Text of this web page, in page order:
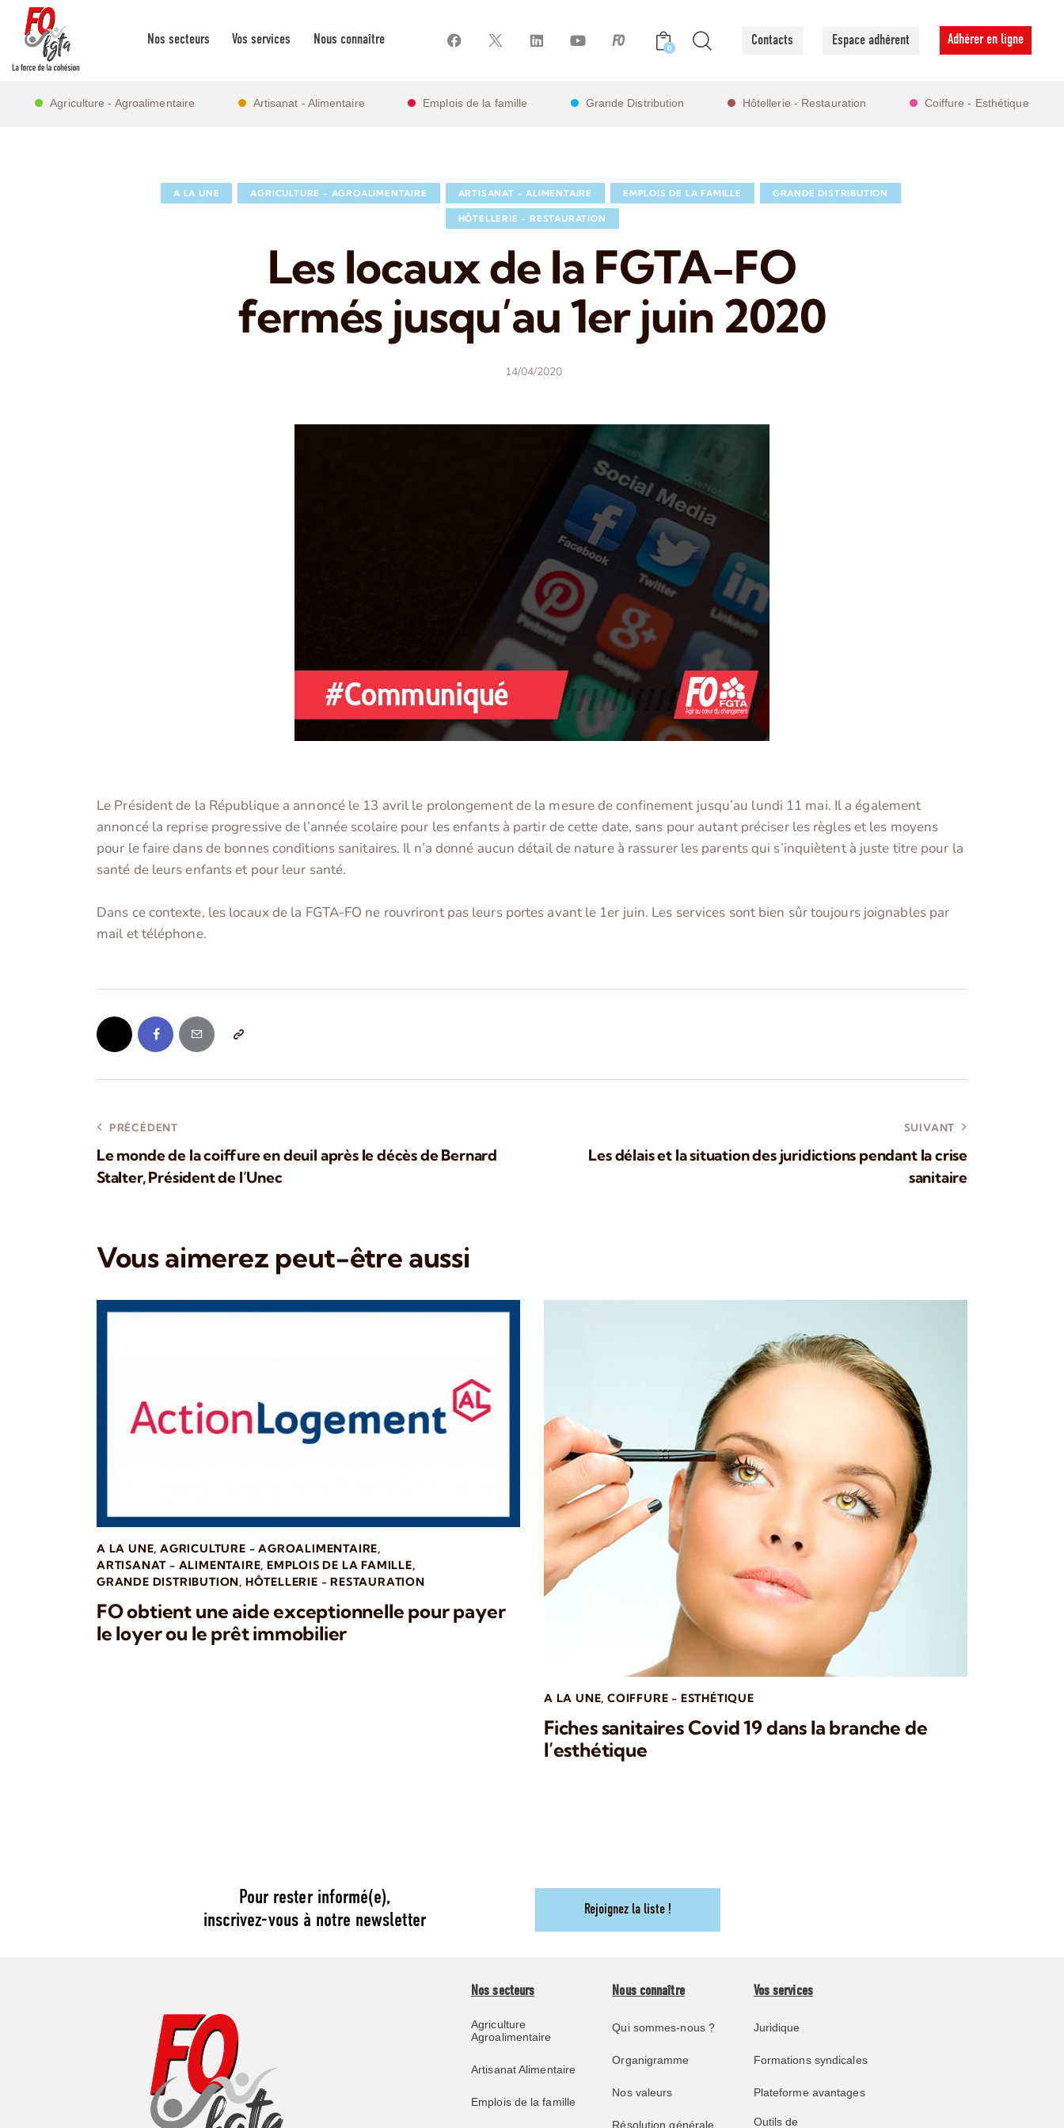
Nos secteurs Vos services Nous connaître
0 Contacts Espace adhérent Adhérer en ligne
Agriculture - Agroalimentaire Artisanat - Alimentaire Emplois de la famille Grande Distribution Hôtellerie - Restauration Coiffure - Esthétique
A LA UNE AGRICULTURE - AGROALIMENTAIRE ARTISANAT - ALIMENTAIRE EMPLOIS DE LA FAMILLE GRANDE DISTRIBUTION
HÔTELLERIE - RESTAURATION
Les locaux de la FGTA-FO
fermés jusqu’au 1er juin 2020
14/04/2020
Le Président de la République a annoncé le 13 avril le prolongement de la mesure de confinement jusqu’au lundi 11 mai. Il a également
annoncé la reprise progressive de l’année scolaire pour les enfants à partir de cette date, sans pour autant préciser les règles et les moyens
pour le faire dans de bonnes conditions sanitaires. Il n’a donné aucun détail de nature à rassurer les parents qui s’inquiètent à juste titre pour la
santé de leurs enfants et pour leur santé.
Dans ce contexte, les locaux de la FGTA-FO ne rouvriront pas leurs portes avant le 1er juin. Les services sont bien sûr toujours joignables par
mail et téléphone.
PRÉCÉDENT
Le monde de la coiffure en deuil après le décès de Bernard
Stalter, Président de l’Unec
SUIVANT
Les délais et la situation des juridictions pendant la crise
sanitaire
Vous aimerez peut-être aussi
A LA UNE,AGRICULTURE - AGROALIMENTAIRE,
ARTISANAT - ALIMENTAIRE,EMPLOIS DE LA FAMILLE,
GRANDE DISTRIBUTION, HÔTELLERIE - RESTAURATION
FO obtient une aide exceptionnelle pour payer
le loyer ou le prêt immobilier
A LA UNE,COIFFURE - ESTHÉTIQUE
Fiches sanitaires Covid 19 dans la branche de
l’esthétique
Pour rester informé(e),
inscrivez-vous à notre newsletter
Rejoignez la liste !
Nos secteurs
Agriculture
Agroalimentaire
Artisanat Alimentaire
Emplois de la famille
Nous connaître
Qui sommes-nous ?
Organigramme
Nos valeurs
Résolution générale
Vos services
Juridique
Formations syndicales
Plateforme avantages
Outils de